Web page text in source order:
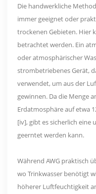
Die handwerkliche
immer geeignet oder
trockenen Gebieten. Hier
betrachtet werden. Ein
oder atmosphärischer
strombetriebenes Gerät,
verwendet, um aus der
gewinnen. Da die Menge
Erdatmosphäre auf etwa
[iv], gibt es sicherlich eine
geerntet werden kann.
Während AWG praktisch
wo Trinkwasser benötigt
höherer Luftfeuchtigkeit